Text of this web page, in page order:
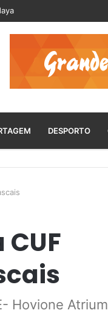
DESPORTO
Hovione